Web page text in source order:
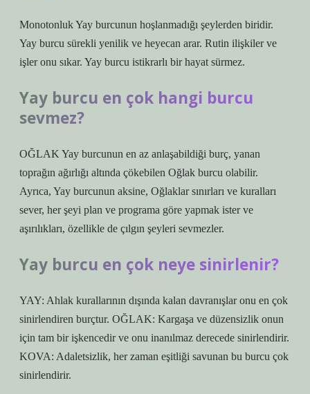
Monotonluk Yay burcunun hoşlanmadığı şeylerden biridir.
Yay burcu sürekli yenilik ve heyecan arar. Rutin ilişkiler ve
işler onu sıkar. Yay burcu istikrarlı bir hayat sürmez.
Yay burcu en çok hangi burcu
sevmez?
OĞLAK Yay burcunun en az anlaşabildiği burç, yanan
toprağın ağırlığı altında çökebilen Oğlak burcu olabilir.
Ayrıca, Yay burcunun aksine, Oğlaklar sınırları ve kuralları
sever, her şeyi plan ve programa göre yapmak ister ve
aşırılıkları, özellikle de çılgın şeyleri sevmezler.
Yay burcu en çok neye sinirlenir?
YAY: Ahlak kurallarının dışında kalan davranışlar onu en çok
sinirlendiren burçtur. OĞLAK: Kargaşa ve düzensizlik onun
için tam bir işkencedir ve onu inanılmaz derecede sinirlendirir.
KOVA: Adaletsizlik, her zaman eşitliği savunan bu burcu çok
sinirlendirir.